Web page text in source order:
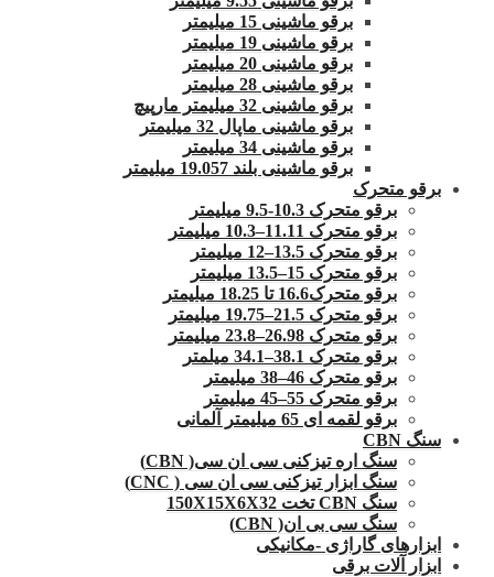
برقو ماشینی 15 میلیمتر
برقو ماشینی 19 میلیمتر
برقو ماشینی 20 میلیمتر
برقو ماشینی 28 میلیمتر
برقو ماشینی 32 میلیمتر مارپیچ
برقو ماشینی ماپال 32 میلیمتر
برقو ماشینی 34 میلیمتر
برقو ماشینی بلند 19.057 میلیمتر
برقو متحرک
برقو متحرک 10.3-9.5 میلیمتر
برقو متحرک 11.11–10.3 میلیمتر
برقو متحرک 13.5–12 میلیمتر
برقو متحرک 15–13.5 میلیمتر
برقو متحرک16.6 تا 18.25 میلیمتر
برقو متحرک 21.5–19.75 میلیمتر
برقو متحرک 26.98–23.8 میلیمتر
برقو متحرک 38.1–34.1 میلمتر
برقو متحرک 46–38 میلیمتر
برقو متحرک 55–45 میلیمتر
برقو لقمه ای 65 میلیمتر آلمانی
سنگ CBN
سنگ اره تیزکنی سی ان سی( CBN)
سنگ ابزار تیزکنی سی ان سی ( CNC)
سنگ CBN تخت 150X15X6X32
سنگ سی بی ان( CBN)
ابزارهای گاراژی -مکانیکی
ابزار آلات برقی